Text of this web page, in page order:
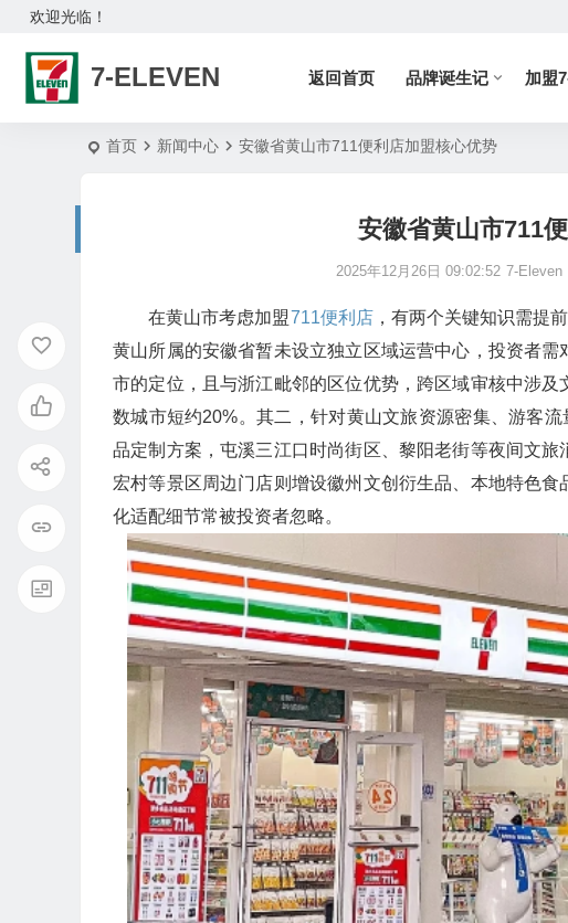
欢迎光临！
7-ELEVEN 返回首页 品牌诞生记 加盟
首页 新闻中心 安徽省黄山市711便利店加盟核心优势
安徽省黄山市711
2025年12月26日 09:02:52 7-Eleven
在黄山市考虑加盟711便利店，有两个关键知识需提
黄山所属的安徽省暂未设立独立区域运营中心，投资者
市的定位，且与浙江毗邻的区位优势，跨区域审核中涉
数城市短约20%。其二，针对黄山文旅资源密集、游客
品定制方案，屯溪三江口时尚街区、黎阳老街等夜间文
宏村等景区周边门店则增设徽州文创衍生品、本地特色
化适配细节常被投资者忽略。